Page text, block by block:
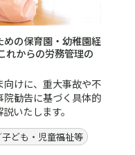
めの保育園・幼稚園経
れからの労務管理の
けに、重大事故や不
勧告に基づく具体的
いたします。
ども・児童福祉等